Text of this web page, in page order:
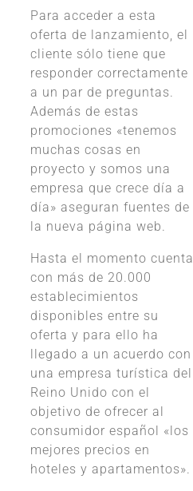
Para acceder a esta
oferta de lanzamiento, el
cliente sólo tiene que
responder correctamente
a un par de preguntas.
Además de estas
promociones «tenemos
muchas cosas en
proyecto y somos una
empresa que crece día a
dí­a» aseguran fuentes de
la nueva página web.
Hasta el momento cuenta
con más de 20.000
establecimientos
disponibles entre su
oferta y para ello ha
llegado a un acuerdo con
una empresa turí­stica del
Reino Unido con el
objetivo de ofrecer al
consumidor español «los
mejores precios en
hoteles y apartamentos».